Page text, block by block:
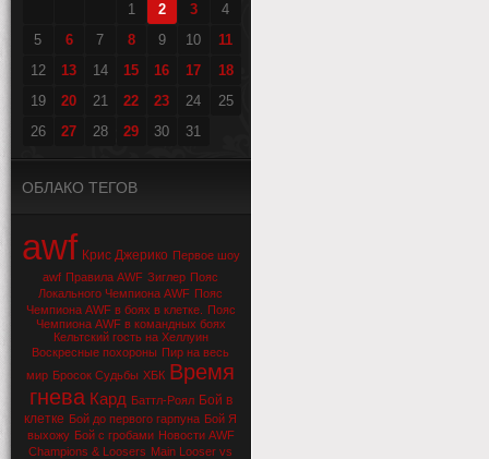
1
2 3
4
5
6 7 8 9 10
11
12
13 14 15 16 17
18
19
20 21 22 23 24
25
26
27 28 29 30 31
ОБЛАКО ТЕГОВ
awf Крис Джерико Первое шоу
awf Правила AWF Зиглер Пояс
Локального Чемпиона AWF Пояс
Чемпиона AWF в боях в клетке.
Пояс
Чемпиона AWF в командных боях
Кельтский гость на Хеллуин
Воскресные похороны Пир на весь
мир Бросок Судьбы ХБК Время
гнева Кард Баттл-Роял Бой в
клетке Бой до первого гарпуна Бой Я
выхожу Бой с гробами Новости AWF
Champions & Loosers Main Looser vs